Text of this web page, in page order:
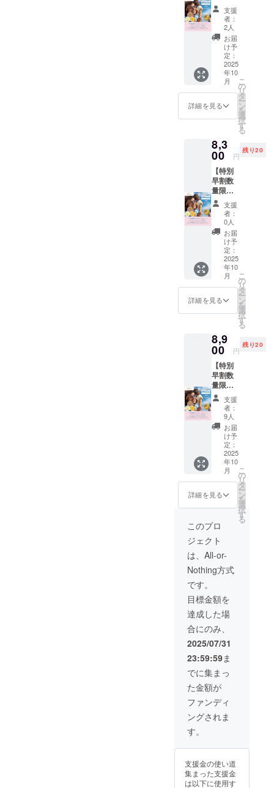
ティのため
の総合店舗
検索サイト
「Japanese
Heart」
(https://japan
ese-
heart.com)O
PEN。
オンライン
ショップ
(https://japan
heart.shop)
もOPEN。
2024年11
月、あるよ
うでなかっ
た、世界中
の人たちが
食べられ
入り「三ツ
星ジェラー
ト」販売開
始して食品
メーカーと
して参入。
2025年4月、
第86回ジャ
パン・フー
ド・セレク
ションでグ
ランプリ受
賞
日本でフー
ド・マイノ
リティの人
たちが、安
心して食に
向き合える
環境づくり
と食のイン
フラの向上
を目指して
活動中。
格２
０％OF
Fでご支
援者に
先行販
売しま
す。 ・
返礼
品：各
種類２
個×3＝
礼手紙
（有効
期限：
2025年
10月か
ら2025
年12月
末まで
０%OF
Fクーポ
ン付
き） ・
重量：
各100㎖
・保存
方法：
くは賞
味期
限：な
し ・原
材料：
有機豆
乳（国
内製
造）、
有機砂
糖、有
機ココ
ナッツ
ミル
ク、菜
ナリネ
菌＋ほ
茶、有
機さつ
まいも
（安納
芋）、
有機か
・添加
物表
示、ア
レル
ギー表
示：大
豆 「原
材料及
び添加
物等の
食品表
示はお
届け商
品のラ
れま
す。 商
品開封
前には
三ツ星
ジェ
ラート
食べ比
べセッ
ト＋ご
支援お
礼手
紙】 新
フレー
バーの
ほうじ
茶、さ
も、か
ぼちゃ
を特別
早割価
格２
０％OF
Fでご支
援者に
先行販
売しま
す。現
フレー
バーの
バニ
ラ、
チョコ
レー
セット
・返礼
品：各
種類１
個×６＝
合計６
個＋ご
支援お
礼手紙
（有効
期限：
2025年
10月か
ら2025
年12月
末まで
１
Fクーポ
ン付
重量：
各100㎖
・保存
方法：
消費期
限もし
くは賞
味期
限：な
し ・原
有機豆
乳（国
内製
造）、
有機砂
糖、有
機ココ
ク、菜
種油、
ナリネ
菌＋バ
支援
者：
2人
お届
け予
定：
2025
年10
月
詳細を見る
こ
の
リ
タ
ー
ン
を
選
択
す
る
8,3
00 円
残り20
【特別
早割数
量限定
２
０％OF
F三ツ星
ジェ
ラート
新フ
レー
バー＋
ご支援
お礼手
紙】 新
フレー
バーの
茶、さ
つまい
も、か
ぼちゃ
を特別
早割価
格２
０％OF
Fでご支
援者に
先行販
売しま
す。 ・
返礼
品：各
種類４
個×３＝
ご支援
お礼手
紙（有
効期
限：
2025年
年12月
末まで
１
５%OF
Fクーポ
ン付
き） ・
重量：
各100㎖
・保存
方法：
冷凍 ・
消費期
味期
限：な
し ・原
材料、
支援
者：
0人
お届
け予
定：
2025
年10
月
詳細を見る
こ
の
リ
タ
ー
ン
を
選
択
す
る
8,9
00 円
残り20
【特別
早割数
量限定
三ツ星
ジェ
ラート
食べ比
べセッ
ト＋ご
支援お
礼手
紙】 新
フレー
バーの
ほうじ
茶、さ
つまい
も、か
ぼちゃ
を特別
早割価
格２
援者に
先行販
売しま
す。現
フレー
バーの
バニ
ラ、
チョコ
レー
ト、抹
茶と食
べ比べ
品：各
個×６＝
合計１
支援
者：
9人
お届
け予
定：
2025
年10
月
詳細を見る
こ
の
リ
タ
ー
ン
を
選
択
す
る
このプロ
ジェクト
は、All-or-
Nothing方式
です。
目標金額を
達成した場
合にのみ、
2025/07/31
23:59:59ま
でに集まっ
た金額が
ファンディ
ングされま
す。
支援金の使い道
集まった支援金
は以下に使用す